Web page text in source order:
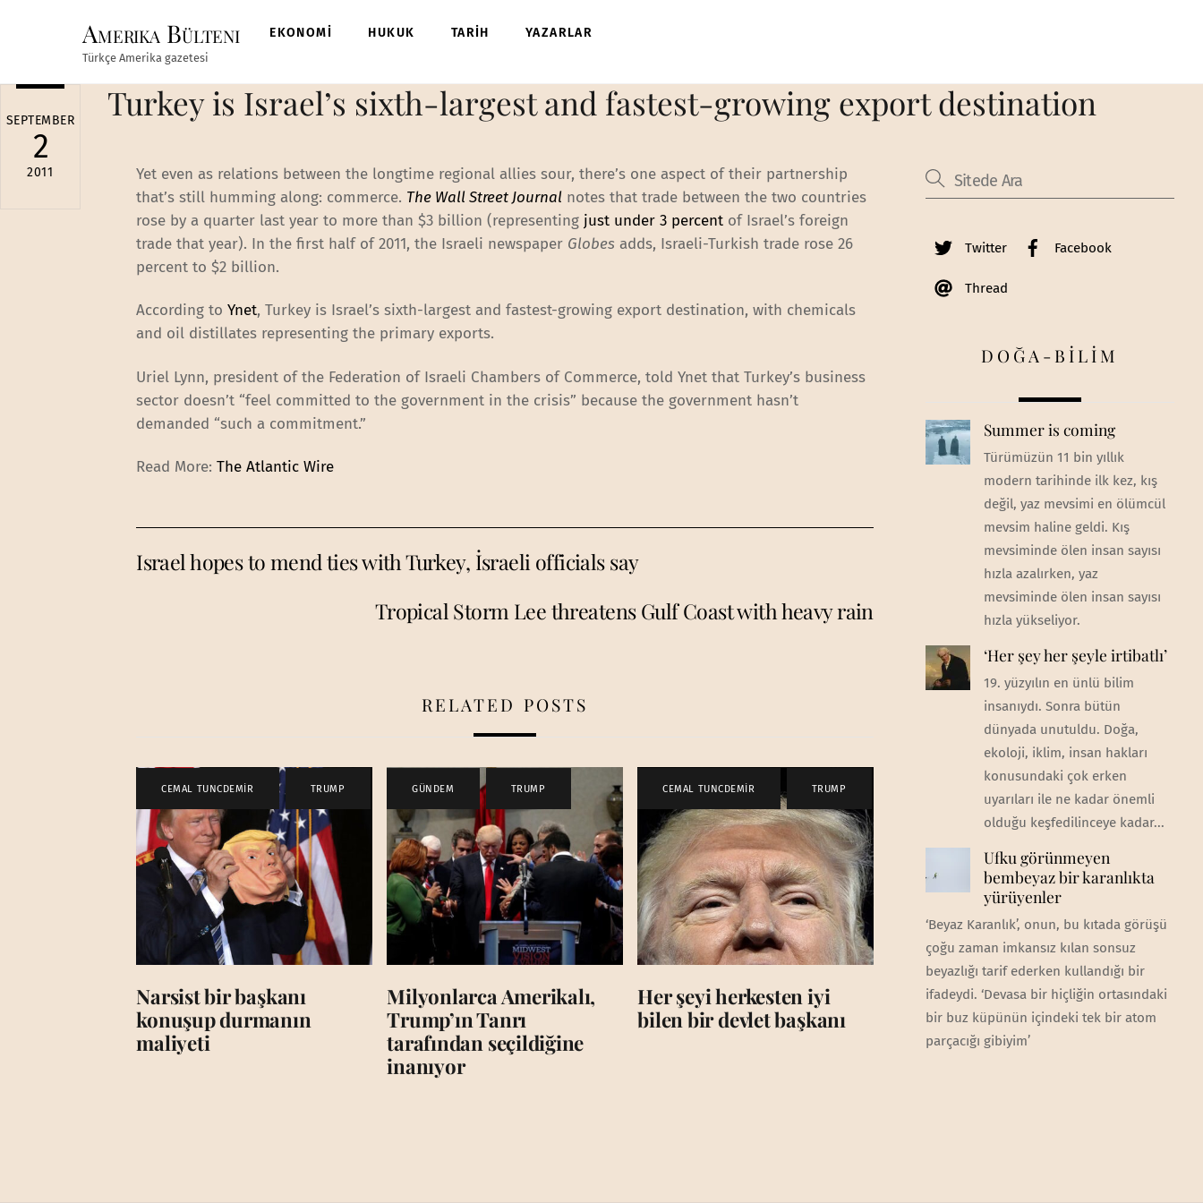
Amerika Bülteni
Türkçe Amerika gazetesi
EKONOMİ HUKUK TARİH YAZARLAR
SEPTEMBER
2
2011
Turkey is Israel’s sixth-largest and fastest-growing export destination
Yet even as relations between the longtime regional allies sour, there’s one aspect of their partnership
that’s still humming along: commerce. The Wall Street Journal notes that trade between the two countries
rose by a quarter last year to more than $3 billion (representing just under 3 percent of Israel’s foreign
trade that year). In the first half of 2011, the Israeli newspaper Globes adds, Israeli-Turkish trade rose 26
percent to $2 billion.
According toYnet, Turkey is Israel’s sixth-largest and fastest-growing export destination, with chemicals
and oil distillates representing the primary exports.
Uriel Lynn, president of the Federation of Israeli Chambers of Commerce, told Ynet that Turkey’s business
sector doesn’t “feel committed to the government in the crisis” because the government hasn’t
demanded “such a commitment.”
Read More:The Atlantic Wire
Israel hopes to mend ties with Turkey, İsraeli officials say
Tropical Storm Lee threatens Gulf Coast with heavy rain
RELATED POSTS
CEMAL TUNCDEMİR , TRUMP
Narsist bir başkanı
konuşup durmanın
maliyeti
GÜNDEM , TRUMP
Milyonlarca Amerikalı,
Trump’ın Tanrı
tarafından seçildiğine
inanıyor
CEMAL TUNCDEMİR , TRUMP
Her şeyi herkesten iyi
bilen bir devlet başkanı
Twitter Facebook
Thread
DOĞA-BİLİM
Summer is coming
Türümüzün 11 bin yıllık
modern tarihinde ilk kez, kış
değil, yaz mevsimi en ölümcül
mevsim haline geldi. Kış
mevsiminde ölen insan sayısı
hızla azalırken, yaz
mevsiminde ölen insan sayısı
hızla yükseliyor.
‘Her şey her şeyle irtibatlı’
19. yüzyılın en ünlü bilim
insanıydı. Sonra bütün
dünyada unutuldu. Doğa,
ekoloji, iklim, insan hakları
konusundaki çok erken
uyarıları ile ne kadar önemli
olduğu keşfedilinceye kadar...
Ufku görünmeyen
bembeyaz bir karanlıkta
yürüyenler
‘Beyaz Karanlık’, onun, bu kıtada görüşü
çoğu zaman imkansız kılan sonsuz
beyazlığı tarif ederken kullandığı bir
ifadeydi. ‘Devasa bir hiçliğin ortasındaki
bir buz küpünün içindeki tek bir atom
parçacığı gibiyim’